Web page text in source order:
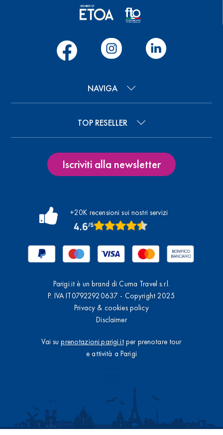
NAVIGA
TOP RESELLER
Iscriviti alla newsletter
+20K recensioni sui nostri servizi
Parigi.it è un brand di Cuma Travel s.r.l.
P. IVA IT07922920637 - Copyright 2025
Privacy & cookies policy
Disclaimer
Vai suprenotazioni.parigi.itper prenotare tour
e attività a Parigi